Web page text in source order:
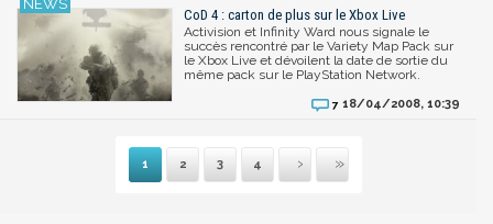
CoD 4 : carton de plus sur le Xbox Live
Activision et Infinity Ward nous signale le
succès rencontré par le Variety Map Pack sur
le Xbox Live et dévoilent la date de sortie du
même pack sur le PlayStation Network.
7 18/04/2008, 10:39
1 2 3 4
Suivante
Dernière